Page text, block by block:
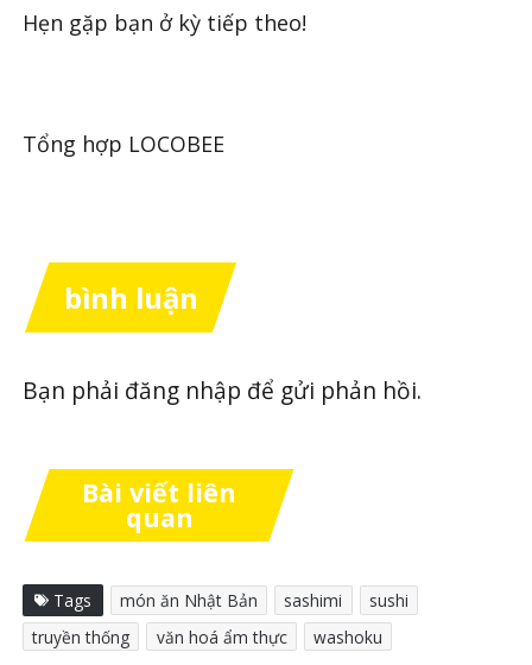
Hẹn gặp bạn ở kỳ tiếp theo!
Tổng hợp LOCOBEE
bình luận
Bạn phải đăng nhập để gửi phản hồi.
Bài viết liên
quan
Tags món ăn Nhật Bản sashimi
sushi
truyền thống
văn hoá ẩm thực washoku